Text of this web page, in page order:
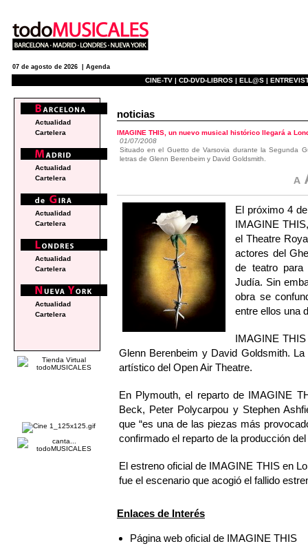
07 de agosto de 2026 | Agenda
CINE-TV | CD-DVD-LIBROS | ELL@S |
noticias
IMAGINE THIS, un nuevo musical histórico llegará a
01/07/2008
Situado en el Guetto de Varsovia durante la Segunda
letras de Glenn Berenbeim y David Goldsmith.
El próximo 4
IMAGINE
el Theatre
actores del
de teatro para
Judía. Sin
obra se
entre ellos una
IMAGINE
Glenn Berenbeim y David Goldsmith.
artístico del Open Air Theatre.
En Plymouth, el reparto de IMAGINE
Beck, Peter Polycarpou y Stephen
que “es una de las piezas más
confirmado el reparto de la producción
El estreno oficial de IMAGINE THIS en
fue el escenario que acogió el fallido
Enlaces de Interés
Página web oficial de IMAGINE THIS
Actualidad
Cartelera
Actualidad
Cartelera
Actualidad
Cartelera
Actualidad
Cartelera
Actualidad
Cartelera